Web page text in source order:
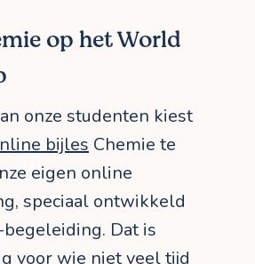
op het World
onze studenten kiest
bijles Chemie te
eigen online
speciaal ontwikkeld
Dat is
voor wie niet veel tijd